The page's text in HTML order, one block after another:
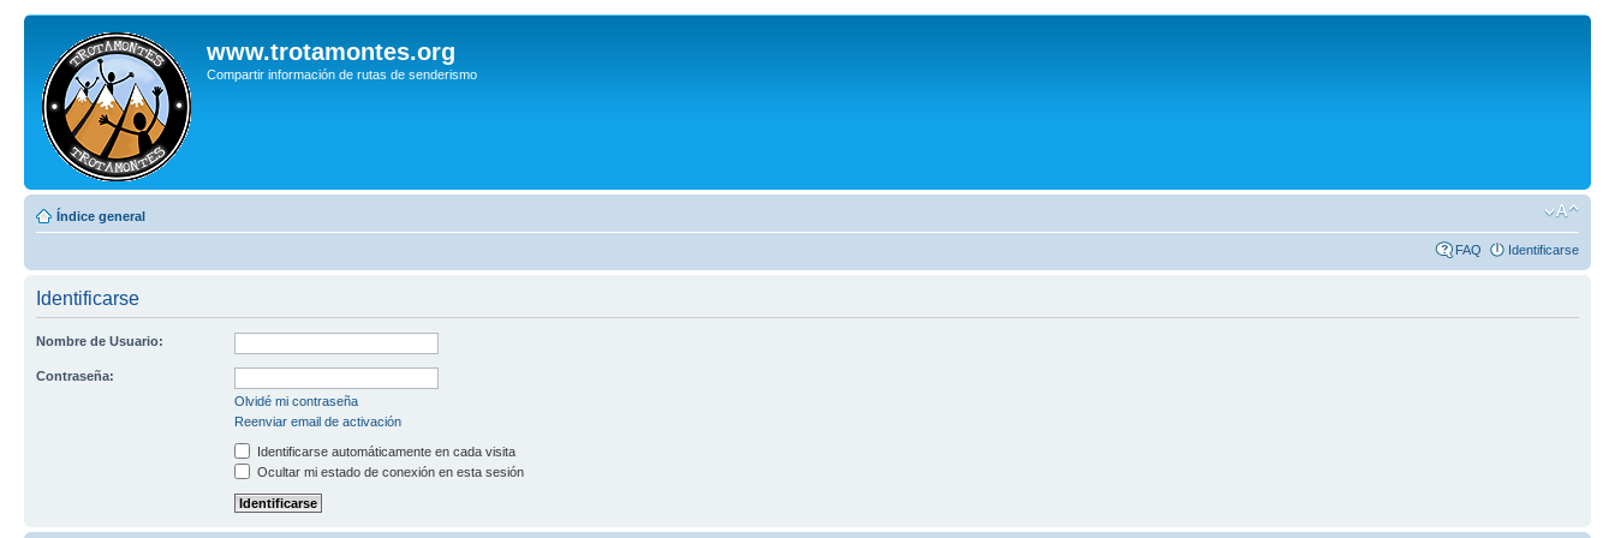
www.trotamontes.org
Compartir información de rutas de senderismo
Índice general
FAQ Identificarse
Identificarse
Nombre de Usuario:
Contraseña:
Olvidé mi contraseña
Reenviar email de activación
Identificarse automáticamente en cada visita
Ocultar mi estado de conexión en esta sesión